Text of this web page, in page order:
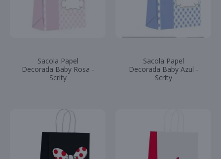
Sacola Papel
Decorada Baby Rosa -
Scrity
Sacola Papel
Decorada Baby Azul -
Scrity